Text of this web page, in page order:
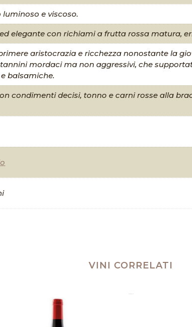
luminoso e viscoso.
elegante con richiami a frutta rossa matura,
aristocrazia e ricchezza nonostante la
mordaci ma non aggressivi, che
balsamiche.
condimenti decisi, tonno e carni rosse alla
VINI CORRELATI